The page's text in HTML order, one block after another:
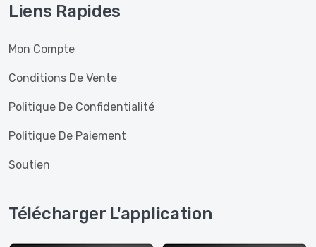
Liens Rapides
Mon Compte
Conditions De Vente
Politique De Confidentialité
Politique De Paiement
Soutien
Télécharger L'application